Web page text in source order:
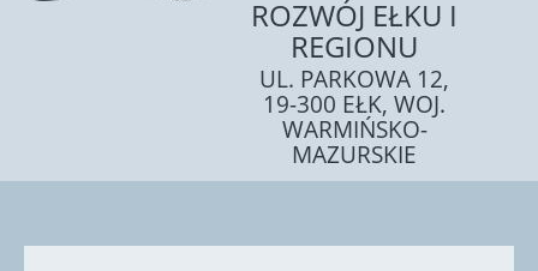
ROZWÓJ EŁKU I
REGIONU
UL. PARKOWA 12,
19-300 EŁK, WOJ.
WARMIŃSKO-
MAZURSKIE